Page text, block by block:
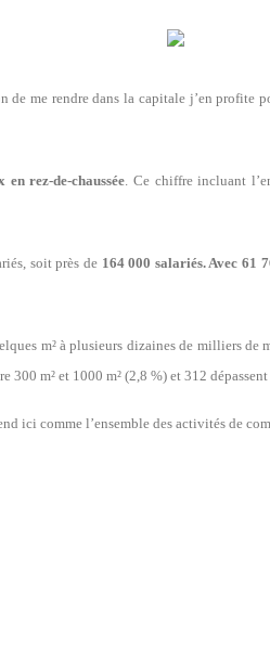
de me rendre dans la capitale j’en
en rez-de-chaussée. Ce chiffre incluant
soit près de 164 000 salariés.Avec 61
m² à plusieurs dizaines de milliers de
m² et 1000 m² (2,8 %) et 312
ici comme l’ensemble des activités de